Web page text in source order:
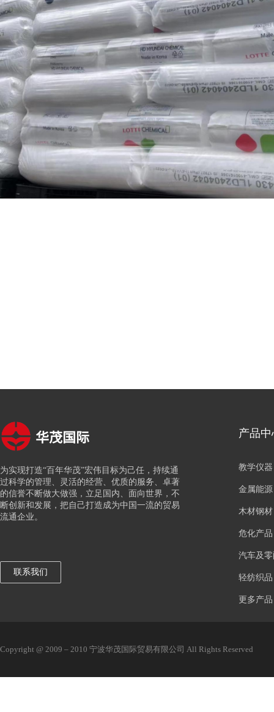
联系我们
华茂国际
为实现打造“百年华茂”宏伟目标为己任，持续通
过科学的管理、灵活的经营、优质的服务、卓著
的信誉不断做大做强，立足国内、面向世界，不
断创新和发展，把自己打造成为中国一流的贸易
流通企业。
产品中
Copyright @ 2009 – 2010 宁波华茂国际贸易有限公司 All Rights Reserved
教学仪器
金属能源
木材钢材
危化产品
汽车及
轻纺织品
更多产品